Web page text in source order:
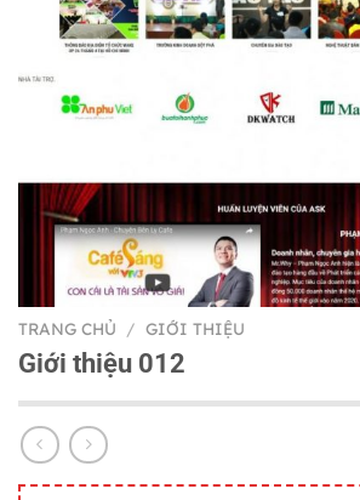
TRANG CHỦ / GIỚI THIỆU
Giới thiệu 012